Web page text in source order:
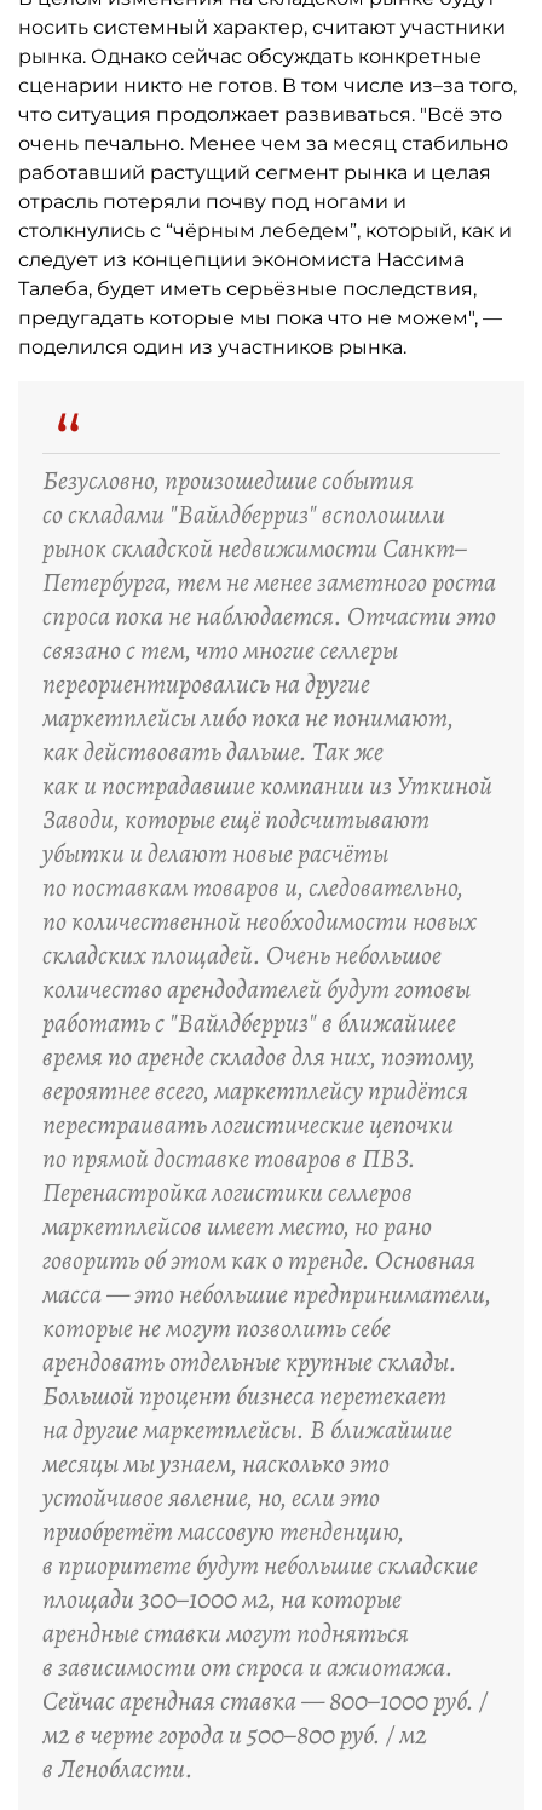
носить системный характер, считают участники
рынка. Однако сейчас обсуждать конкретные
сценарии никто не готов. В том числе из–за того,
что ситуация продолжает развиваться. "Всё это
очень печально. Менее чем за месяц стабильно
работавший растущий сегмент рынка и целая
отрасль потеряли почву под ногами и
столкнулись с “чёрным лебедем”, который, как и
следует из концепции экономиста Нассима
Талеба, будет иметь серьёзные последствия,
предугадать которые мы пока что не можем", —
поделился один из участников рынка.
“
Безусловно, произошедшие события
со складами "Вайлдберриз" всполошили
рынок складской недвижимости Санкт–
Петербурга, тем не менее заметного роста
спроса пока не наблюдается. Отчасти это
связано с тем, что многие селлеры
переориентировались на другие
маркетплейсы либо пока не понимают,
как действовать дальше. Так же
как и пострадавшие компании из Уткиной
Заводи, которые ещё подсчитывают
убытки и делают новые расчёты
по поставкам товаров и, следовательно,
по количественной необходимости новых
складских площадей. Очень небольшое
количество арендодателей будут готовы
работать с "Вайлдберриз" в ближайшее
время по аренде складов для них, поэтому,
вероятнее всего, маркетплейсу придётся
перестраивать логистические цепочки
по прямой доставке товаров в ПВЗ.
Перенастройка логистики селлеров
маркетплейсов имеет место, но рано
говорить об этом как о тренде. Основная
масса — это небольшие предприниматели,
которые не могут позволить себе
арендовать отдельные крупные склады.
Большой процент бизнеса перетекает
на другие маркетплейсы. В ближайшие
месяцы мы узнаем, насколько это
устойчивое явление, но, если это
приобретёт массовую тенденцию,
в приоритете будут небольшие складские
площади 300–1000 м2, на которые
арендные ставки могут подняться
в зависимости от спроса и ажиотажа.
Сейчас арендная ставка — 800–1000 руб. /
м2 в черте города и 500–800 руб. / м2
в Ленобласти.